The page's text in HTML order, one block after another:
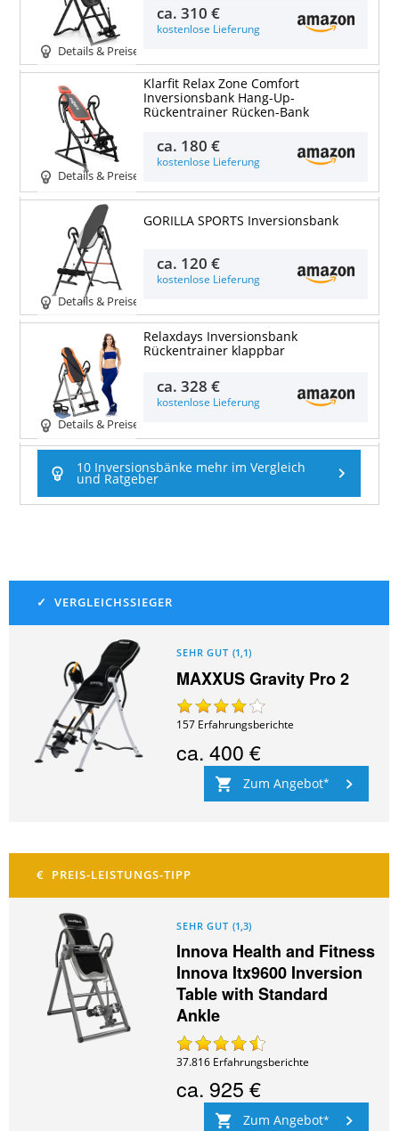
Details & Preise
ca.310 €
kostenlose Lieferung
Details & Preise
Klarfit Relax Zone Comfort
Inversionsbank Hang-Up-
Rückentrainer Rücken-Bank
ca. 180 €
kostenlose Lieferung
Details & Preise
GORILLA SPORTS Inversionsbank
ca. 120 €
kostenlose Lieferung
Details & Preise
Relaxdays Inversionsbank
Rückentrainer klappbar
ca.328 €
kostenlose Lieferung
10 Inversionsbänke mehr im Vergleich
und Ratgeber
SEHR GUT (1,1)
MAXXUS Gravity Pro 2
157 Erfahrungsberichte
ca.400 €
Zum Angebot
SEHR GUT (1,3)
Innova Health and Fitness
Innova Itx9600 Inversion
Table with Standard
Ankle
37.816 Erfahrungsberichte
ca. 925 €
Zum Angebot